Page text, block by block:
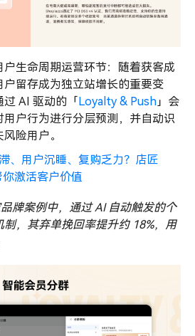
生命周期运营环节：随着获客成
留存成为独立站增长的重要变
AI 驱动的「Loyalty & Push 」会
用户行为进行分层预测，并自动识
险用户。
、用户沉睡、复购乏力？店匠
你激活客户价值
牌案例中，通过AI自动触发的个
，其弃单挽回率提升约 18%，用